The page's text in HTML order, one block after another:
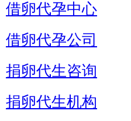
借卵代孕中心
借卵代孕公司
捐卵代生咨询
捐卵代生机构